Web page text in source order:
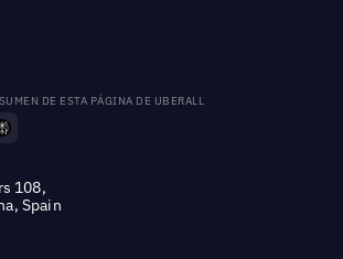
DE ESTA PÁGINA DE UBERALL
108,
Spain